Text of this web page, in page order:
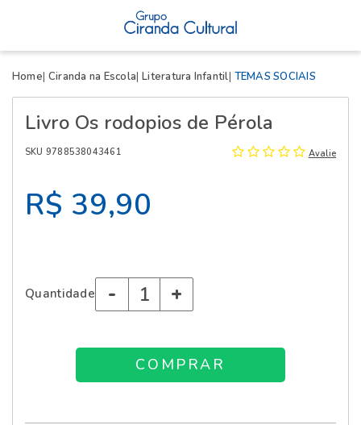
Home Ciranda na Escola Literatura Infantil TEMAS SOCIAIS
Livro Os rodopios de Pérola
SKU 9788538043461 Avalie
R$ 39,90
Quantidade - +